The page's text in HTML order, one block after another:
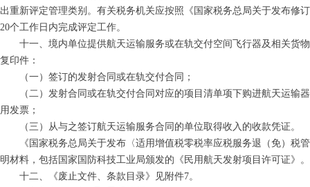
出重新评定管理类别。有关税务机关应按照《国家税务总局关于发布修
20个工作日内完成评定工作。
十一、境内单位提供航天运输服务或在轨交付空间飞行器及相关货物
复印件：
（一）签订的发射合同或在轨交付合同；
（二）发射合同或在轨交付合同对应的项目清单项下购进航天运输器
用发票；
（三）从与之签订航天运输服务合同的单位取得收入的收款凭证。
《国家税务总局关于发布〈适用增值税零税率应税服务退（免）税管
明材料，包括国家国防科技工业局颁发的《民用航天发射项目许可证》。
十二、《废止文件、条款目录》见附件7。